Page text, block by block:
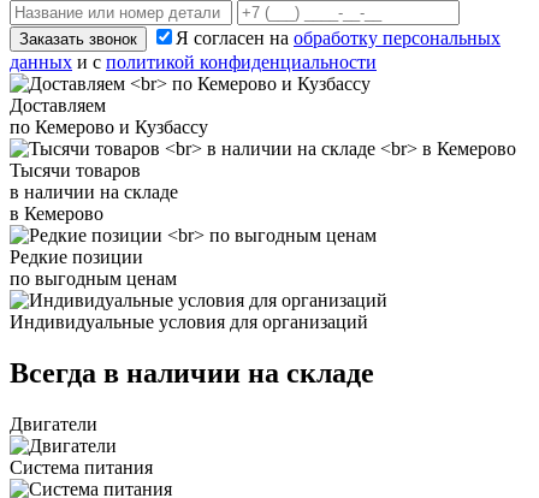
Заказать звонок Я согласен на обработку персональных
данных и с политикой конфиденциальности
Доставляем
по Кемерово и Кузбассу
Тысячи товаров
в наличии на складе
в Кемерово
Редкие позиции
по выгодным ценам
Индивидуальные условия для организаций
Всегда в наличии на складе
Двигатели
Система питания